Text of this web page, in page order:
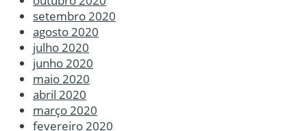
setembro 2020
agosto 2020
julho 2020
junho 2020
maio 2020
abril 2020
março 2020
fevereiro 2020